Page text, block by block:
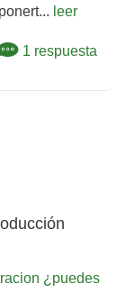
leer
1 respuesta
¿puedes